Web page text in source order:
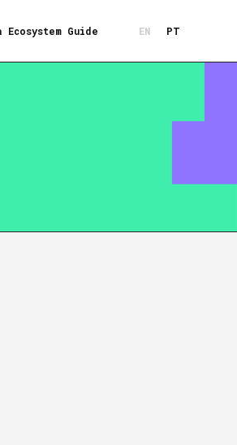
Ecosystem Guide EN PT